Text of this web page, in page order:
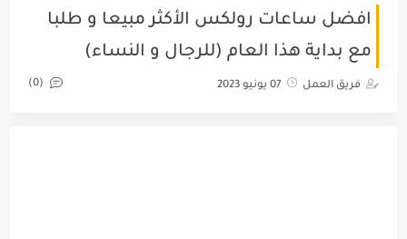
افضل ساعات رولكس الأكثر مبيعا و طلبا
مع بداية هذا العام (للرجال و النساء)
فريق العمل 07 يونيو 2023 (0)